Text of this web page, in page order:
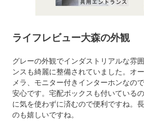
ライフレビュー大森の外観
グレーの外観でインダストリアルな雰
ンスも綺麗に整備されていました。オ
メラ、モニター付きインターホンなの
安心です。宅配ボックスも付いている
に気を使わずに済むので便利ですね。
のも嬉しいですね。